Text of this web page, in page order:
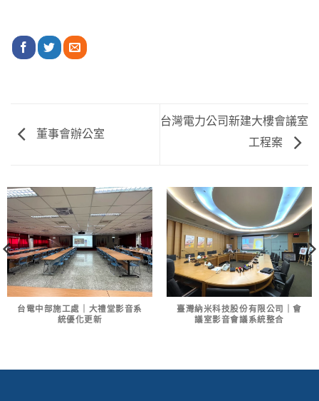
董事會辦公室
台灣電力公司新建大樓會議室
工程案
台電中部施工處｜大禮堂影音系
統優化更新
臺灣納米科技股份有限公司｜會
議室影音會議系統整合